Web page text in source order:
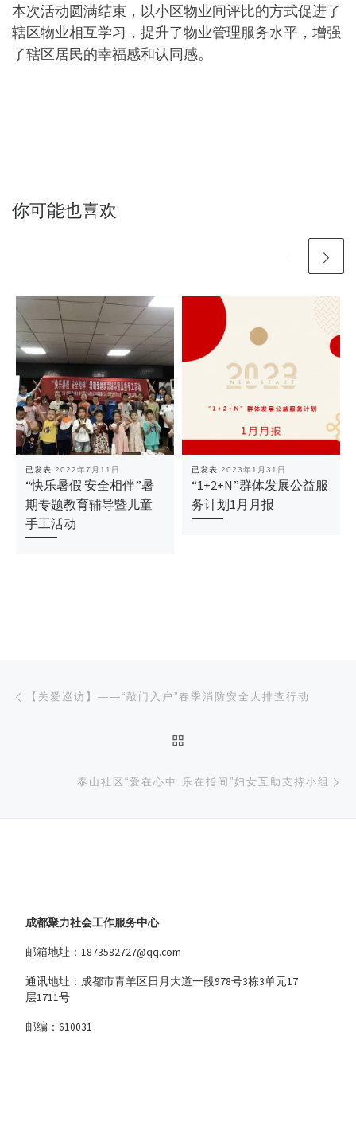
本次活动圆满结束，以小区物业间评比的方式促进了
辖区物业相互学习，提升了物业管理服务水平，增强
了辖区居民的幸福感和认同感。
你可能也喜欢
已发表 2022年7月11日
“快乐暑假 安全相伴”暑
期专题教育辅导暨儿童
手工活动
已发表 2023年1月31日
“1+2+N”群体发展公益服
务计划1月月报
文章导航
【关爱巡访】——“敲门入户”春季消防安全大排查行动
泰山社区“爱在心中 乐在指间”妇女互助支持小组
成都聚力社会工作服务中心
邮箱地址：1873582727@qq.com
通讯地址：成都市青羊区日月大道一段978号3栋3单元17
层1711号
邮编：610031